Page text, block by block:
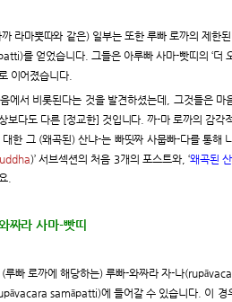
라마뿟따와 같은) 일부는 또한 루빠 로까의 제한
를 얻었습니다. 그들은 아루빠 사마-빳띠의 ‘더
이어졌습니다.
에서 비롯된다는 것을 발견하셨는데, 그것들은
보다도 다른 [정교한] 것입니다. 까-마 로까의 감각
한 그 (왜곡된) 산냐-는 빠띳짜 사뭅빠-다를 통해
)’ 서브섹션의 처음 3개의 포스트와, ‘왜곡된
.
짜라 사마-빳띠
루빠 로까에 해당하는) 루빠-와짜라 자-나
samāpatti)에 들어갈 수 있습니다. 이 경